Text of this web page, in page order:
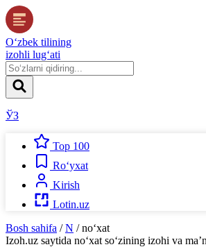
O‘zbek tilining
izohli lug‘ati
ЎЗ
Top 100
Ro‘yxat
Kirish
Lotin.uz
Bosh sahifa / N / no‘xat
Izoh.uz saytida no‘xat so‘zining izohi va